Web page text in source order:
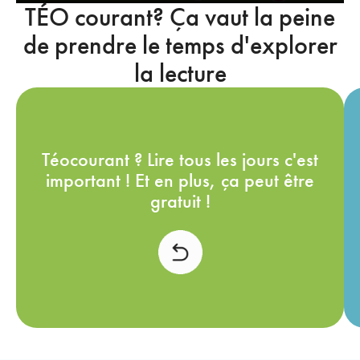
TÉO courant? Ça vaut la peine
de prendre le temps d'explorer
la lecture
Téocourant ? Lire tous les jours c'est
important ! Et en plus, ça peut être
gratuit !
Fréquenter les bibliothèques de quartier,
c’est un excellent moyen d’économiser !
Amusez-vous avec votre jeune à explorer
possibilités. Une sortie à prix mini à
planifier pendant le long congé !